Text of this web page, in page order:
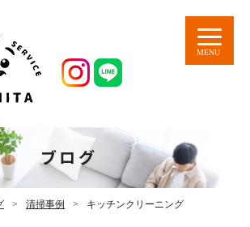
MENU
ブログ
清掃事例 キッチンクリーニング